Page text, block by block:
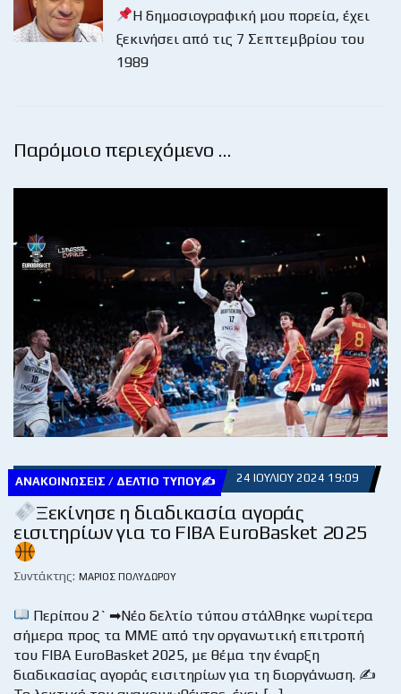
Η δημοσιογραφική μου πορεία, έχει
ξεκινήσει από τις 7 Σεπτεμβρίου του
1989
Παρόμοιο περιεχόμενο …
ΑΝΑΚΟΙΝΏΣΕΙΣ / ΔΕΛΤΊΟ ΤΎΠΟΥ✍ 24 ΙΟΥΛΊΟΥ 2024 19:09
Ξεκίνησε η διαδικασία αγοράς
εισιτηρίων για το FIBA EuroBasket 2025
Συντάκτης: ΜΆΡΙΟΣ ΠΟΛΥΔΏΡΟΥ
Περίπου 2` ➡Νέο δελτίο τύπου στάλθηκε νωρίτερα
σήμερα προς τα ΜΜΕ από την οργανωτική επιτροπή
του FIBA EuroBasket 2025, με θέμα την έναρξη
διαδικασίας αγοράς εισιτηρίων για τη διοργάνωση. ✍